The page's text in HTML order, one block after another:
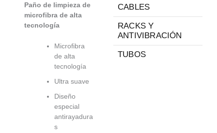
Paño de limpieza de
microfibra de alta
tecnología
Microfibra
de alta
tecnología
Ultra suave
Diseño
especial
antirayadura
s
CABLES
RACKS Y
ANTIVIBRACIÓN
TUBOS